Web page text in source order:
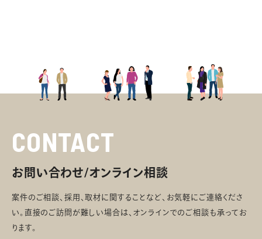
CONTACT
お問い合わせ/オンライン相談
案件のご相談、採用、取材に関することなど、お気軽にご連絡くださ
い。直接のご訪問が難しい場合は、オンラインでのご相談も承ってお
ります。